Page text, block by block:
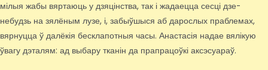
мілыя жабы вяртаюць у дзяцінства, так і жадаецца сесці дзе-
небудзь на зялёным лузе, і, забыўшыся аб дарослых праблемах,
вярнуцца ў далёкія бесклапотныя часы. Анастасія надае вялікую
ўвагу дэталям: ад выбару тканін да прапрацоўкі аксэсуараў.